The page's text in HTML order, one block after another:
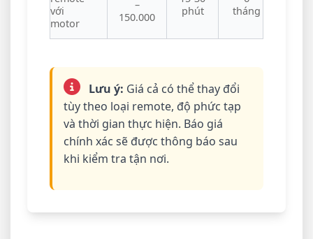
với
motor
–
150.000
phút
tháng
Lưu ý: Giá cả có thể thay đổi
tùy theo loại remote, độ phức tạp
và thời gian thực hiện. Báo giá
chính xác sẽ được thông báo sau
khi kiểm tra tận nơi.